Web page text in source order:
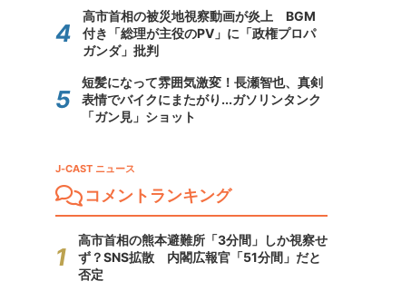
高市首相の被災地視察動画が炎上 BGM
付き「総理が主役のPV」に「政権プロパ
ガンダ」批判
短髪になって雰囲気激変！長瀬智也、真剣
表情でバイクにまたがり...ガソリンタンク
「ガン見」ショット
J-CAST ニュース
コメントランキング
高市首相の熊本避難所「3分間」しか視察せ
ず？SNS拡散 内閣広報官「51分間」だと
否定